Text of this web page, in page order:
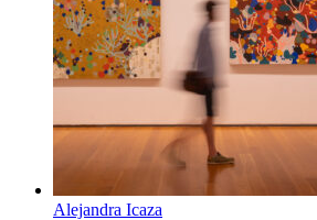
Alejandra Icaza